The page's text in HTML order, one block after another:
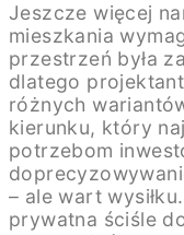
Jeszcze więcej
mieszkania
przestrzeń była
dlatego
różnych
kierunku, który
potrzebom
– ale wart
prywatna ściśle